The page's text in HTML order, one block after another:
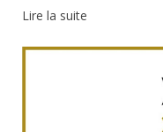
Lire la suite